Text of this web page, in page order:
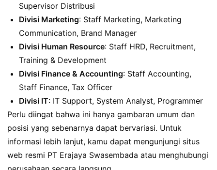
Supervisor Distribusi
Divisi Marketing: Staff Marketing, Marketing
Communication, Brand Manager
Divisi Human Resource: Staff HRD, Recruitment,
Training & Development
Divisi Finance & Accounting: Staff Accounting,
Staff Finance, Tax Officer
Divisi IT: IT Support, System Analyst, Programmer
Perlu diingat bahwa ini hanya gambaran umum dan
posisi yang sebenarnya dapat bervariasi. Untuk
informasi lebih lanjut, kamu dapat mengunjungi situs
web resmi PT Erajaya Swasembada atau menghubungi